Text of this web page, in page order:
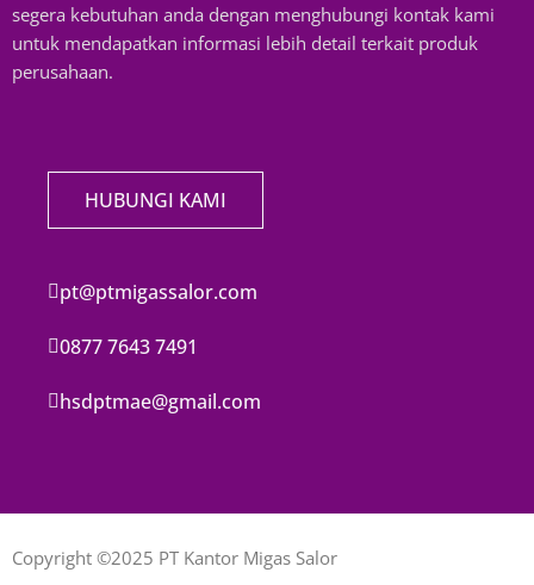
segera kebutuhan anda dengan menghubungi kontak kami
untuk mendapatkan informasi lebih detail terkait produk
perusahaan.
HUBUNGI KAMI
pt@ptmigassalor.com
0877 7643 7491
hsdptmae@gmail.com
Copyright ©2025 PT Kantor Migas Salor